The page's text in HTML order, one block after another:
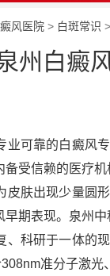
风医院 > 白斑常识 >
州白癜
可靠的白癜风专
受信赖的医疗机
出现少量圆形
期表现。泉州
研于一体的现
308nm准分子激